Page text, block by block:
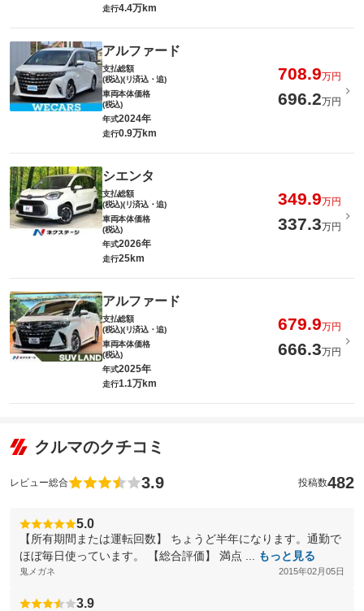
走行4.4万km
アルファード
支払総額
(税込)(リ済込・追)
708.9万円
車両本体価格
(税込)
696.2万円
年式2024年
走行0.9万km
シエンタ
支払総額
(税込)(リ済込・追)
349.9万円
車両本体価格
(税込)
337.3万円
年式2026年
走行25km
アルファード
支払総額
(税込)(リ済込・追)
679.9万円
車両本体価格
(税込)
666.3万円
年式2025年
走行1.1万km
クルマのクチコミ
レビュー総合 3.9 投稿数482
5.0
【所有期間または運転回数】 ちょうど半年になります。通勤で
ほぼ毎日使っています。 【総合評価】 満点 ...
もっと見る
鬼メガネ 2015年02月05日
3.9